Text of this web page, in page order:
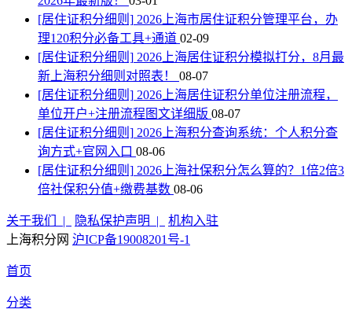
[居住证积分细则] 2026上海市居住证积分管理平台，办
理120积分必备工具+通道 02-09
[居住证积分细则] 2026上海居住证积分模拟打分，8月最
新上海积分细则对照表！ 08-07
[居住证积分细则] 2026上海居住证积分单位注册流程，
单位开户+注册流程图文详细版 08-07
[居住证积分细则] 2026上海积分查询系统：个人积分查
询方式+官网入口 08-06
[居住证积分细则] 2026上海社保积分怎么算的？1倍2倍3
倍社保积分值+缴费基数 08-06
关于我们 | 隐私保护声明 |
机构入驻
上海积分网 沪ICP备19008201号-1
首页
分类